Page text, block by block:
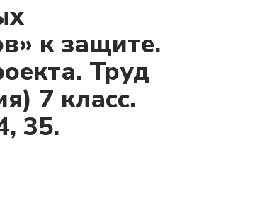
к защите.
Труд
7 класс.
35.